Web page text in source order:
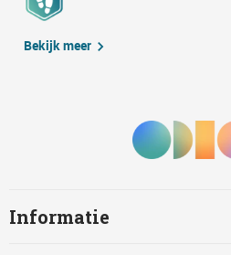
Bekijk meer
Informatie